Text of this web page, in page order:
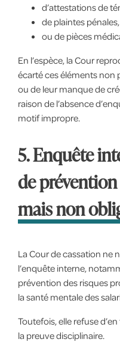
d’attestations de
de plaintes pénales,
ou de pièces
En l’espèce, la Cour
écarté ces éléments non
ou de leur manque de
raison de l’absence
motif impropre.
5. Enquête
de
mais non
La Cour de cassation ne
l’enquête interne,
prévention des risques
la santé mentale des
Toutefois, elle refuse
la preuve disciplinaire.